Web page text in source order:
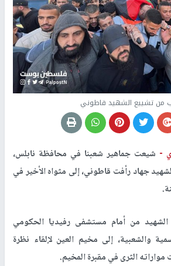
من تشييع الشهيد قاطوني
- شيعت جماهير شعبنا في محافظة نابلس،
جهاد رأفت قاطوني، إلى مثواه الأخير في
من أمام مستشفى رفيديا الحكومي
والشعبية، إلى مخيم العين لإلقاء نظرة
الثرى في مقبرة المخيم.